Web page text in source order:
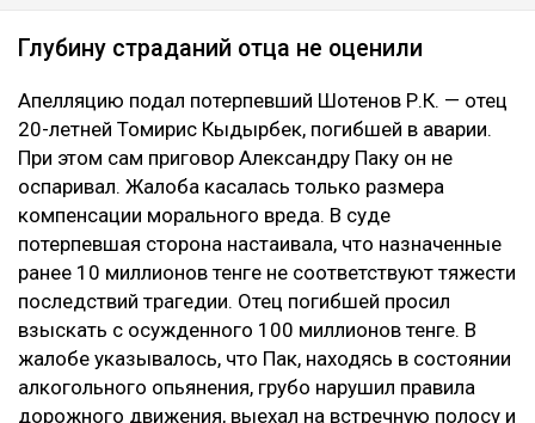
Глубину страданий отца не оценили
Апелляцию подал потерпевший Шотенов Р.К. — отец
20-летней Томирис Кыдырбек, погибшей в аварии.
При этом сам приговор Александру Паку он не
оспаривал. Жалоба касалась только размера
компенсации морального вреда. В суде
потерпевшая сторона настаивала, что назначенные
ранее 10 миллионов тенге не соответствуют тяжести
последствий трагедии. Отец погибшей просил
взыскать с осужденного 100 миллионов тенге. В
жалобе указывалось, что Пак, находясь в состоянии
алкогольного опьянения, грубо нарушил правила
дорожного движения, выехал на встречную полосу и